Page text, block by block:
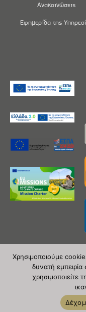
Ανακοινώσεις
Εφημερίδα της
|
Χρησιμοποιούμε
δυνατή
χρησιμοποιείτε